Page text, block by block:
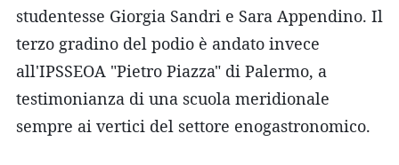
studentesse Giorgia Sandri e Sara Appendino. Il
terzo gradino del podio è andato invece
all'IPSSEOA "Pietro Piazza" di Palermo, a
testimonianza di una scuola meridionale
sempre ai vertici del settore enogastronomico.